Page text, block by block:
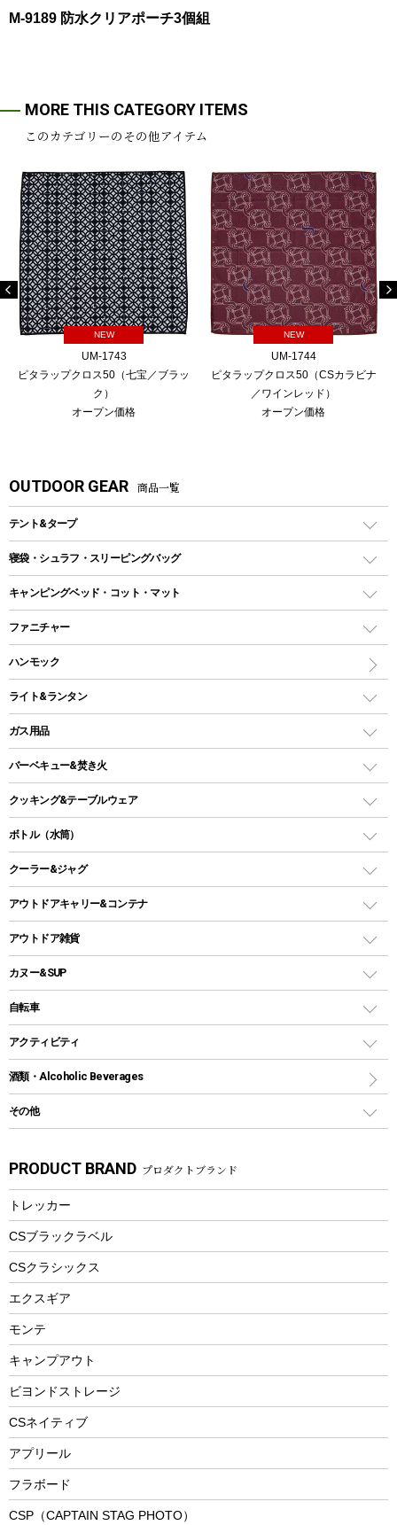
M-9189 防水クリアポーチ3個組
MORE THIS CATEGORY ITEMS
このカテゴリーのその他アイテム
NEW
UM-1743
ピタラップクロス50（七宝／ブラッ
ク）
オープン価格
NEW
UM-1744
ピタラップクロス50（CSカラビナ
／ワインレッド）
オープン価格
OUTDOOR GEAR 商品一覧
テント&タープ
テント
ツールームテント
ワンポールテント
シェルターテント
ロッジ型・オリジナルテント
タープ
スクエアタープ（レクタタープ）
メッシュタープ
自立式タープ
パラソル
テントアクセサリー
ペグ
グランドシート
ガイドロープ
ツール
寝袋・シュラフ・スリーピングバッグ
レクタングラー型（封筒型）シュラフ
インナーシュラフ
キャンピングベッド・コット・マット
キャンピングベッド・コット
インフレータブルマット
ファニチャー
アウトドアテーブル
レジャーシート
ハンモック
ライト&ランタン
LEDランタン
ガスランタン
オイルランタン
LEDライト
ヘッドライト
キャンドル
ガス用品
ガスバーナー
ガス缶
ガストーチ、ライター
バーベキュー&焚き火
バーベキューコンロ、グリル
焚き火台タイプ（ロースタイル）グリル
卓上タイプグリル
パーティータイプグリル
鉄板、アミ
焚き火台&ストーブ
火起こし
バーベキューツール
クッキング&テーブルウェア
ダッチオーブン
ホットサンドメーカー
クッカーセット
シェラカップ
クッキングツール
ナイフ
カトラリー
マグカップ、カップ
ステンレスボトル
フードボトル
トレー
ランチョンマット
ランチボックス
ボトル（水筒）
ステンレスボトル
コップ付きタイプ
ワンタッチタイプ
プラスチックボトル
ディズニーボトル
クーラー&ジャグ
クーラーボックス
クーラーバッグ
ウォータージャグ
保冷剤
アウトドアキャリー&コンテナ
アウトドアキャリー
アウトドア雑貨
バックパック&バッグ
リュック、バックパック
トートバッグ、サコッシュ
ショッピングキャリー
その他アウトドア雑貨
スプレー関係
ツール、他
カヌー&SUP
インフレータブル
カヤック
パドル
ヘルメット
エアーポンプ
アクセサリー
自転車
折りたたみ自転車
スポーツサイクル
シティサイクル
自転車ウェア
アクティビティ
マリン
ラッシュガード
パラソル
フローティングベスト
ヘルメット
エアーポンプ
ビーチテント
ウィンター
スノーシュー
防寒ウェア
トレッキング
トレッキングアクセサリー
プレイグッズ
酒類・Alcoholic Beverages
その他
湯たんぽ
防災用品
PRODUCT BRAND プロダクトブランド
トレッカー
CSブラックラベル
CSクラシックス
エクスギア
モンテ
キャンプアウト
ビヨンドストレージ
CSネイティブ
アプリール
フラボード
CSP（CAPTAIN STAG PHOTO）